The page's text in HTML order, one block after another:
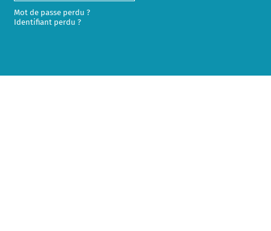
Mot de passe perdu ?
Identifiant perdu ?